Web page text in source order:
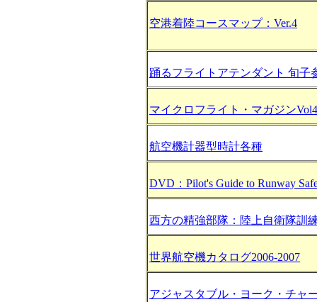
空港着陸コースマップ：Ver.4
踊るフライトアテンダント 旬子
マイクロフライト・マガジン
航空機計器型時計各種
DVD：Pilot's Guide to Runway
西方の精強部隊：陸上自衛隊訓
世界航空機カタログ2006-2007
アジャスタブル・ヨーク・チャ